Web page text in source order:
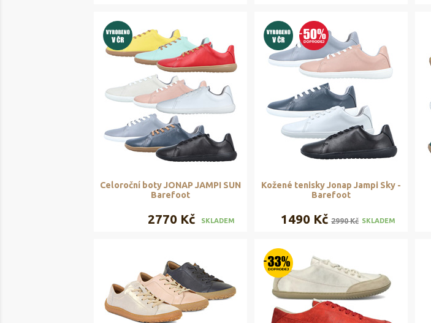
Celoroční boty JONAP JAMPI SUN
Barefoot
2770 Kč SKLADEM
Kožené tenisky Jonap Jampi Sky -
Barefoot
1490 Kč 2990 Kč SKLADEM